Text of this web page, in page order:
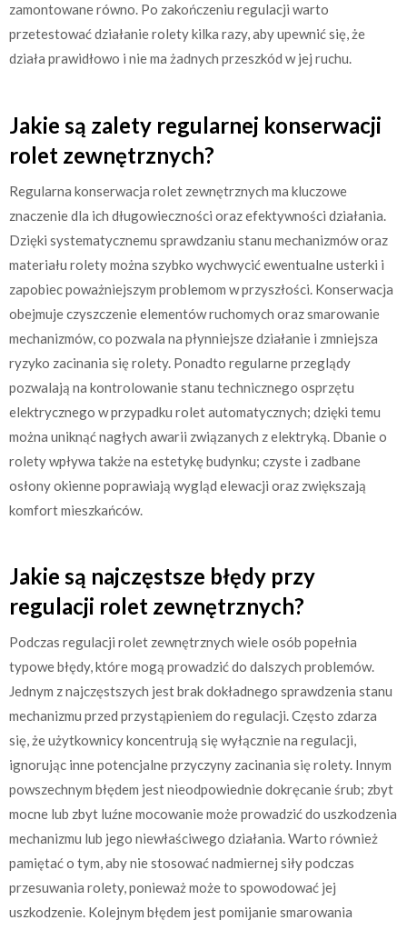
zamontowane równo. Po zakończeniu regulacji warto
przetestować działanie rolety kilka razy, aby upewnić się, że
działa prawidłowo i nie ma żadnych przeszkód w jej ruchu.
Jakie są zalety regularnej konserwacji
rolet zewnętrznych?
Regularna konserwacja rolet zewnętrznych ma kluczowe
znaczenie dla ich długowieczności oraz efektywności działania.
Dzięki systematycznemu sprawdzaniu stanu mechanizmów oraz
materiału rolety można szybko wychwycić ewentualne usterki i
zapobiec poważniejszym problemom w przyszłości. Konserwacja
obejmuje czyszczenie elementów ruchomych oraz smarowanie
mechanizmów, co pozwala na płynniejsze działanie i zmniejsza
ryzyko zacinania się rolety. Ponadto regularne przeglądy
pozwalają na kontrolowanie stanu technicznego osprzętu
elektrycznego w przypadku rolet automatycznych; dzięki temu
można uniknąć nagłych awarii związanych z elektryką. Dbanie o
rolety wpływa także na estetykę budynku; czyste i zadbane
osłony okienne poprawiają wygląd elewacji oraz zwiększają
komfort mieszkańców.
Jakie są najczęstsze błędy przy
regulacji rolet zewnętrznych?
Podczas regulacji rolet zewnętrznych wiele osób popełnia
typowe błędy, które mogą prowadzić do dalszych problemów.
Jednym z najczęstszych jest brak dokładnego sprawdzenia stanu
mechanizmu przed przystąpieniem do regulacji. Często zdarza
się, że użytkownicy koncentrują się wyłącznie na regulacji,
ignorując inne potencjalne przyczyny zacinania się rolety. Innym
powszechnym błędem jest nieodpowiednie dokręcanie śrub; zbyt
mocne lub zbyt luźne mocowanie może prowadzić do uszkodzenia
mechanizmu lub jego niewłaściwego działania. Warto również
pamiętać o tym, aby nie stosować nadmiernej siły podczas
przesuwania rolety, ponieważ może to spowodować jej
uszkodzenie. Kolejnym błędem jest pomijanie smarowania